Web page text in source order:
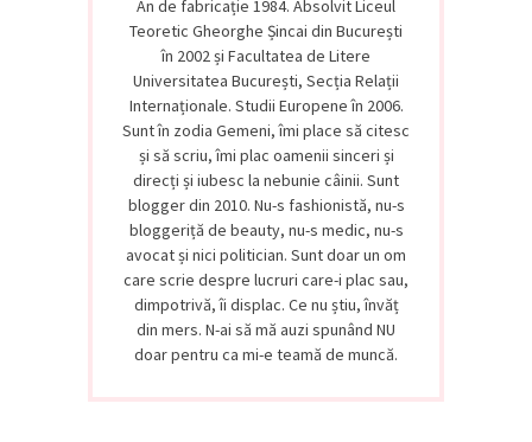
An de fabricație 1984. Absolvit Liceul
Teoretic Gheorghe Șincai din București
în 2002 și Facultatea de Litere
Universitatea București, Secția Relații
Internaționale. Studii Europene în 2006.
Sunt în zodia Gemeni, îmi place să citesc
și să scriu, îmi plac oamenii sinceri și
direcți și iubesc la nebunie câinii. Sunt
blogger din 2010. Nu-s fashionistă, nu-s
bloggeriță de beauty, nu-s medic, nu-s
avocat și nici politician. Sunt doar un om
care scrie despre lucruri care-i plac sau,
dimpotrivă, îi displac. Ce nu știu, învăț
din mers. N-ai să mă auzi spunând NU
doar pentru ca mi-e teamă de muncă.